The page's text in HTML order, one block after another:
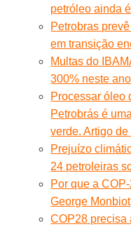
petróleo ainda
Petrobras
em transição
Multas do
300% neste ano
Processar óleo
Petrobrás é
verde. Artigo
Prejuízo
24 petroleiras
Por que a
George Monbiot
COP28 precisa